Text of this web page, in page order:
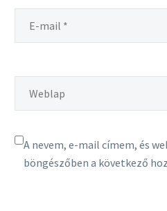
A nevem, e-mail címem, és
böngészőben a következő